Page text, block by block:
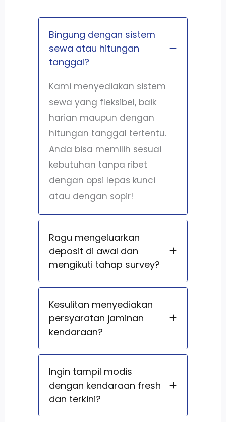
Bingung dengan sistem
sewa atau hitungan
tanggal?
Kami menyediakan sistem
sewa yang fleksibel, baik
harian maupun dengan
hitungan tanggal tertentu.
Anda bisa memilih sesuai
kebutuhan tanpa ribet
dengan opsi lepas kunci
atau dengan sopir!
Ragu mengeluarkan
deposit di awal dan
mengikuti tahap survey?
Kesulitan menyediakan
persyaratan jaminan
kendaraan?
Ingin tampil modis
dengan kendaraan fresh
dan terkini?